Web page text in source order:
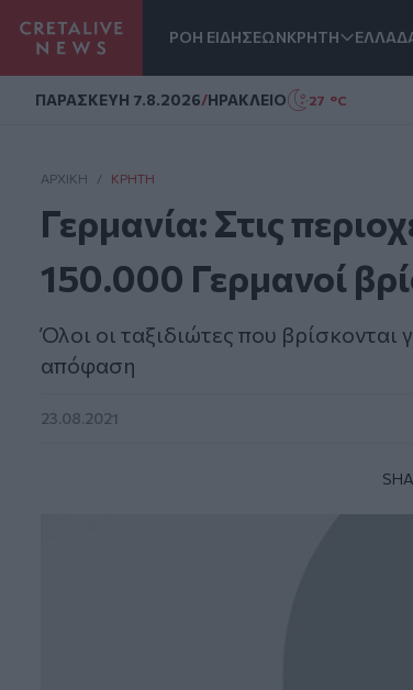
ΡΟΗ ΕΙΔΗΣΕΩΝΚΡΗΤΗ
ΠΑΡΑΣΚΕΥΗ 7.8.2026/ΗΡΑΚΛΕΙΟ 27 °C
ΑΡΧΙΚΗ / ΚΡΉΤΗ
Γερμανία: Στις
150.000 Γερμανοί
Όλοι οι ταξιδιώτες που βρίσκονται
απόφαση
23.08.2021